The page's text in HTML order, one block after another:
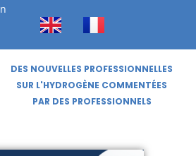
DES NOUVELLES PROFESSIONNELLES
SUR L'HYDROGÈNE COMMENTÉES
PAR DES PROFESSIONNELS